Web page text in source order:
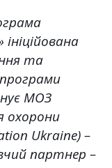
та
МОЗ
охорони
Ukraine) –
партнер –